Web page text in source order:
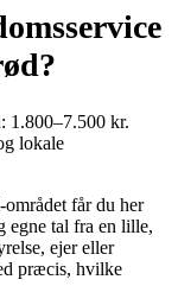
1.800–7.500 kr.
lokale
får du her
egne tal fra en lille,
ejer eller
præcis, hvilke